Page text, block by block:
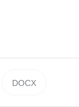
DOCX